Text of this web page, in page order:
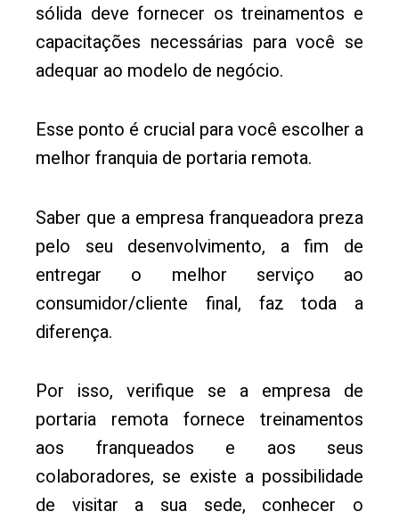
sólida deve fornecer os treinamentos e
capacitações necessárias para você se
adequar ao modelo de negócio.
Esse ponto é crucial para você escolher a
melhor franquia de portaria remota.
Saber que a empresa franqueadora preza
pelo seu desenvolvimento, a fim de
entregar o melhor serviço ao
consumidor/cliente final, faz toda a
diferença.
Por isso, verifique se a empresa de
portaria remota fornece treinamentos
aos franqueados e aos seus
colaboradores, se existe a possibilidade
de visitar a sua sede, conhecer o